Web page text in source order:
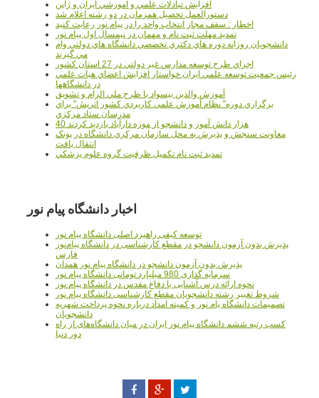
افزايش تبادلات علمي و آموزشي ايران و ژاپن
دستورالعمل تحصیل همزمان در دو رشته اعلام شد
اخطار : سقف مجاز انتخاب واحد را در پیام نور رعایت کنید
تمدید مهلت ثبت نام و مهمان در نیمسال اول پیام نور
دانشجويان روزانه دوره هاي دكتري تخصصي دانشگاه هاي دولتي وام
مي گيرند
اجراي طرح توسعه مدارس غير دولتي در 27 استان کشور
رئيس جمعيت توسعه علمي ايران خواستار افزايش اعضاي هيات علمي
در دانشگاهها
آموزش والدين بيسواد با طرح ملي الزام و تشويق
برگزاري دوره" نظام آموزش علمي كاربردي كشور اتريش" براي
مدرسان ستاد مرکزي
40 هزار دانش آموز و دانشجو از موزه دارآباد بازديد کردند
معاونت سنجش و پذيرش به محل سازمان مرکزي دانشگاه در پونک
انتقال يافت
تمديد ثبت نام تکميل ظرفيت گروه علوم پزشکي
اخبار دانشگاه پیام نور
توسعه کیفی راهبرد اصلی دانشگاه پیام نور
پذیرش بدون آزمون دانشجو در مقطع کارشناسی در دانشگاه پیام‌نور
فارس
پذیرش بدون آزمون دانشجو در دانشگاه پیام نور همدان
سرمایه گذاری 980 میلیارد تومانی دانشگاه پیام نور
نحوه ارائه درس آشنایی با دفاع مقدس در دانشگاه پیام نور
شروط تغییر رشته دانشجویان مقطع کارشناسی دانشگاه پیام نور
تصمیمات دانشگاه یام نور و کمیته امداد درباره نحوه پرداخت شهریه
دانشجویان
کسب رتبه ششم دانشگاه پیام نور ایران در میان دانشگاه‌های از راه
دور دنیا